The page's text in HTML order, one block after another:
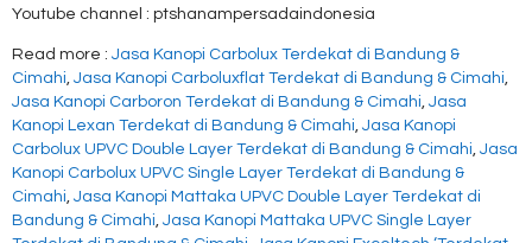
Youtube channel : ptshanampersadaindonesia
Read more : Jasa Kanopi Carbolux Terdekat di Bandung &
Cimahi, Jasa Kanopi Carboluxflat Terdekat di Bandung & Cimahi,
Jasa Kanopi Carboron Terdekat di Bandung & Cimahi, Jasa
Kanopi Lexan Terdekat di Bandung & Cimahi, Jasa Kanopi
Carbolux UPVC Double Layer Terdekat di Bandung & Cimahi, Jasa
Kanopi Carbolux UPVC Single Layer Terdekat di Bandung &
Cimahi, Jasa Kanopi Mattaka UPVC Double Layer Terdekat di
Bandung & Cimahi, Jasa Kanopi Mattaka UPVC Single Layer